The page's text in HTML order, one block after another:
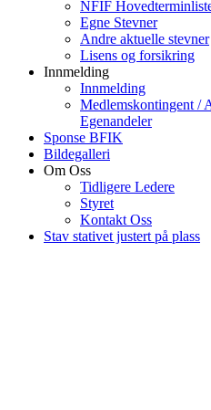
NFIF
Egne Stevner
Andre aktuelle stevner
Lisens og forsikring
Innmelding
Innmelding
Medlemskontingent /
Egenandeler
Sponse BFIK
Bildegalleri
Om Oss
Tidligere Ledere
Styret
Kontakt Oss
Stav stativet justert på plass